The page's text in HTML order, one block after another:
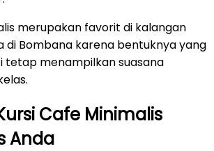
merupakan favorit di kalangan
di Bombana karena bentuknya yang
tetap menampilkan suasana
Cafe Minimalis
Anda